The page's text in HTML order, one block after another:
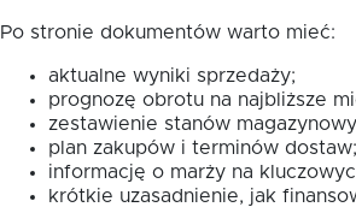
Po stronie dokumentów warto mieć:
aktualne wyniki sprzedaży;
prognozę obrotu na najbliższe
zestawienie stanów
plan zakupów i terminów dostaw;
informację o marży na
krótkie uzasadnienie, jak